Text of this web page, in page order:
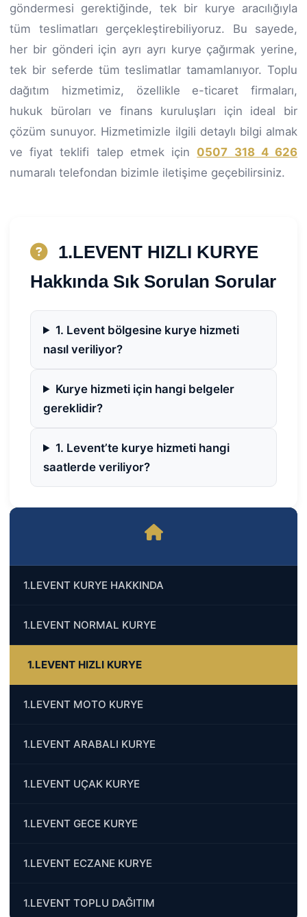
1.LEVENT KURYE HAKKINDA
1.LEVENT NORMAL KURYE
1.LEVENT HIZLI KURYE
1.LEVENT MOTO KURYE
1.LEVENT ARABALI KURYE
1.LEVENT UÇAK KURYE
1.LEVENT GECE KURYE
1.LEVENT ECZANE KURYE
1.LEVENT TOPLU DAĞITIM
göndermesi gerektiğinde, tek bir kurye aracılığıyla
tüm teslimatları gerçekleştirebiliyoruz. Bu sayede,
her bir gönderi için ayrı ayrı kurye çağırmak yerine,
tek bir seferde tüm teslimatlar tamamlanıyor. Toplu
dağıtım hizmetimiz, özellikle e-ticaret firmaları,
hukuk büroları ve finans kuruluşları için ideal bir
çözüm sunuyor. Hizmetimizle ilgili detaylı bilgi almak
ve fiyat teklifi talep etmek için 0507 318 4 626
numaralı telefondan bizimle iletişime geçebilirsiniz.
1.LEVENT HIZLI KURYE
Hakkında Sık Sorulan Sorular
1. Levent bölgesine kurye hizmeti
nasıl veriliyor?
Kurye hizmeti için hangi belgeler
gereklidir?
1. Levent’te kurye hizmeti hangi
saatlerde veriliyor?